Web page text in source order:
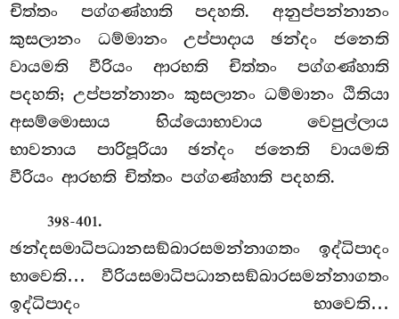
චිත්තං පග්ගණ්හාති පදහති. අනුප්පන්නානං
කුසලානං ධම්මානං උප්පාදාය ඡන්දං ජනෙති
වායමති වීරියං ආරභති චිත්තං පග්ගණ්හාති
පදහති; උප්පන්නානං කුසලානං ධම්මානං ඨිතියා
අසම්මොසාය භිය්යොභාවාය වෙපුල්ලාය
භාවනාය පාරිපූරියා ඡන්දං ජනෙති වායමති
වීරියං ආරභති චිත්තං පග්ගණ්හාති පදහති.
398-401.
ඡන්දසමාධිපධානසඞ්ඛාරසමන්නාගතං ඉද්ධිපාදං
භාවෙති… වීරියසමාධිපධානසඞ්ඛාරසමන්නාගතං
ඉද්ධිපාදං භාවෙති…